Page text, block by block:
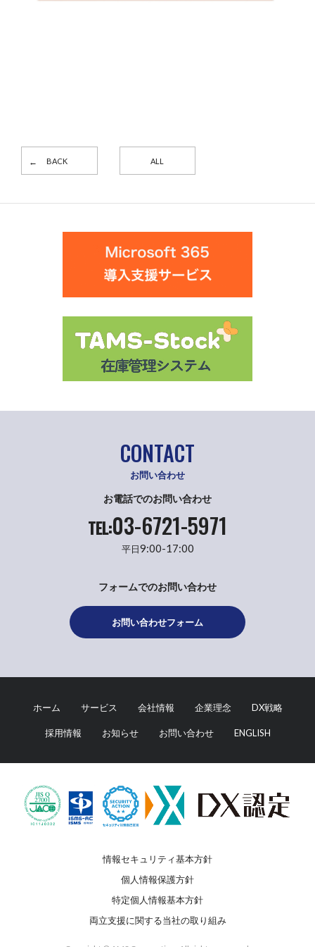
BACK ALL
CONTACT
お問い合わせ
お電話でのお問い合わせ
TEL:03-6721-5971
平日9:00-17:00
フォームでのお問い合わせ
お問い合わせフォーム
ホーム サービス 会社情報 企業理念 DX戦略
採用情報 お知らせ お問い合わせ ENGLISH
情報セキュリティ基本方針
個人情報保護方針
特定個人情報基本方針
両立支援に関する当社の取り組み